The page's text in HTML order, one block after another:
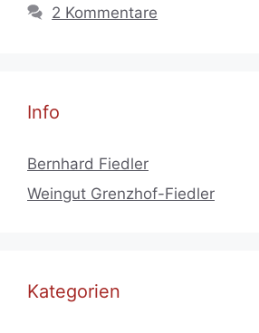
2 Kommentare
Info
Bernhard Fiedler
Weingut Grenzhof-Fiedler
Kategorien